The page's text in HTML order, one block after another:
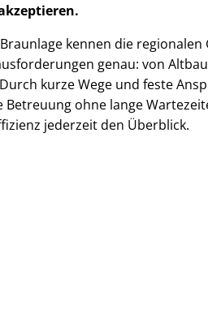
.
kennen die
genau: von
kurze Wege und feste
ohne lange
jederzeit den Überblick.